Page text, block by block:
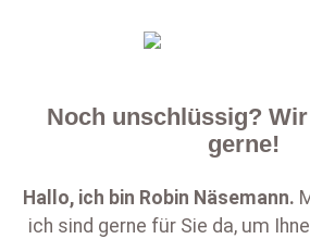
Noch unschlüssig?
gerne!
Hallo, ich bin Robin Näsemann.
ich sind gerne für Sie da, um